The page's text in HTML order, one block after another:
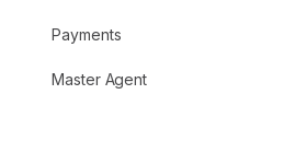
Payments
Master Agent